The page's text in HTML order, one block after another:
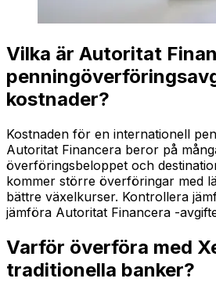
Vilka är Autoritat
kostnader?
Kostnaden för en internationell
Autoritat Financera beror på
överföringsbeloppet och
kommer större överföringar med
bättre växelkurser. Kontrollera
jämföra Autoritat Financera -
Varför överföra med
traditionella banker?